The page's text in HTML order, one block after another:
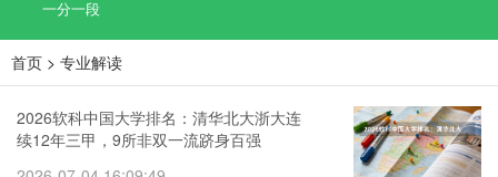
一分一段
首页 > 专业解读
2026软科中国大学排名：清华北大浙大连
续12年三甲，9所非双一流跻身百强